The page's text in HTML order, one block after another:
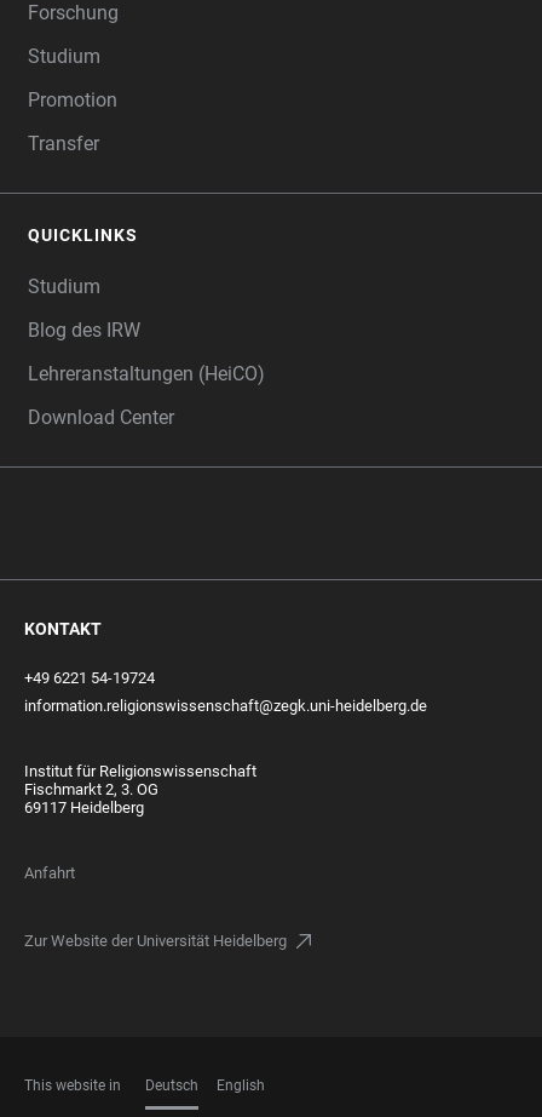
Forschung
Studium
Promotion
Transfer
QUICKLINKS
Studium
Blog des IRW
Lehreranstaltungen (HeiCO)
Download Center
KONTAKT
+49 6221 54-19724
information.religionswissenschaft@zegk.uni-heidelberg.de
Institut für Religionswissenschaft
Fischmarkt 2, 3. OG
69117 Heidelberg
Anfahrt
Zur Website der Universität Heidelberg
This website in Deutsch English